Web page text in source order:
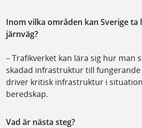
Inom vilka områden kan Sverige
järnväg?
– Trafikverket kan lära sig hur man
skadad infrastruktur till
driver kritisk infrastruktur i
beredskap.
Vad är nästa steg?